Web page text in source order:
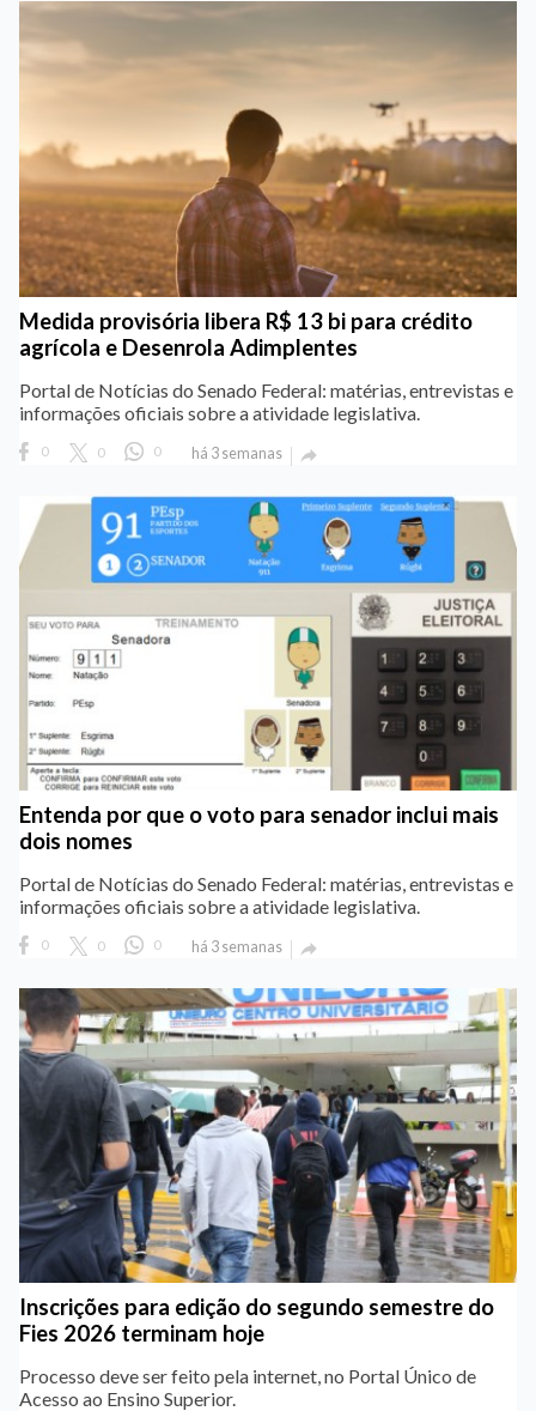
Medida provisória libera R$ 13 bi para crédito
agrícola e Desenrola Adimplentes
Portal de Notícias do Senado Federal: matérias, entrevistas e
informações oficiais sobre a atividade legislativa.
0 0 0 há 3 semanas 
Entenda por que o voto para senador inclui mais
dois nomes
Portal de Notícias do Senado Federal: matérias, entrevistas e
informações oficiais sobre a atividade legislativa.
0 0 0 há 3 semanas 
Inscrições para edição do segundo semestre do
Fies 2026 terminam hoje
Processo deve ser feito pela internet, no Portal Único de
Acesso ao Ensino Superior.